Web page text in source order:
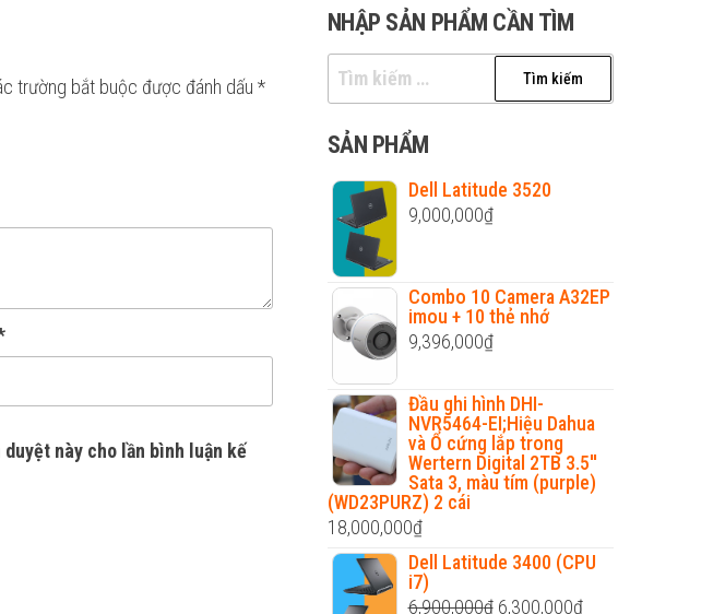
trường bắt buộc được đánh dấu *
này cho lần bình luận kế
NHẬP SẢN PHẨM CẦN TÌM
Tìm
kiếm
cho:
SẢN PHẨM
Dell Latitude 3520
9,000,000₫
Combo 10 Camera A32EP
imou + 10 thẻ nhớ
9,396,000₫
Đầu ghi hình DHI-
NVR5464-EI;Hiệu Dahua
và Ổ cứng lắp trong
Wertern Digital 2TB 3.5''
Sata 3, màu tím (purple)
(WD23PURZ) 2 cái
18,000,000₫
Dell Latitude 3400 (CPU
i7)
6,900,000₫ Original
6,300,000₫Current